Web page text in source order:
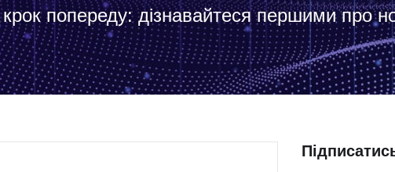
попереду: дізнавайтеся першими про